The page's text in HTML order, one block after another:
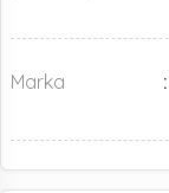
Marka